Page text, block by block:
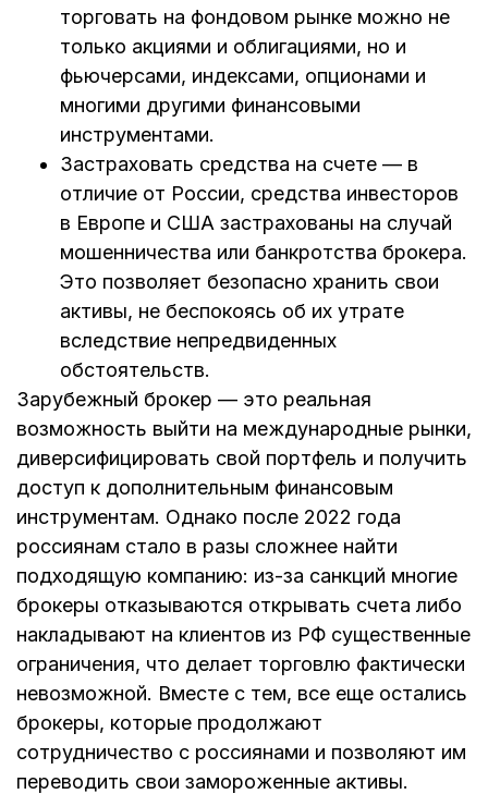
торговать на фондовом рынке можно не
только акциями и облигациями, но и
фьючерсами, индексами, опционами и
многими другими финансовыми
инструментами.
Застраховать средства на счете — в
отличие от России, средства инвесторов
в Европе и США застрахованы на случай
мошенничества или банкротства брокера.
Это позволяет безопасно хранить свои
активы, не беспокоясь об их утрате
вследствие непредвиденных
обстоятельств.
Зарубежный брокер — это реальная
возможность выйти на международные рынки,
диверсифицировать свой портфель и получить
доступ к дополнительным финансовым
инструментам. Однако после 2022 года
россиянам стало в разы сложнее найти
подходящую компанию: из-за санкций многие
брокеры отказываются открывать счета либо
накладывают на клиентов из РФ существенные
ограничения, что делает торговлю фактически
невозможной. Вместе с тем, все еще остались
брокеры, которые продолжают
сотрудничество с россиянами и позволяют им
переводить свои замороженные активы.